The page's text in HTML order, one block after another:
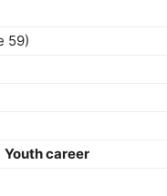
59)
Youth career